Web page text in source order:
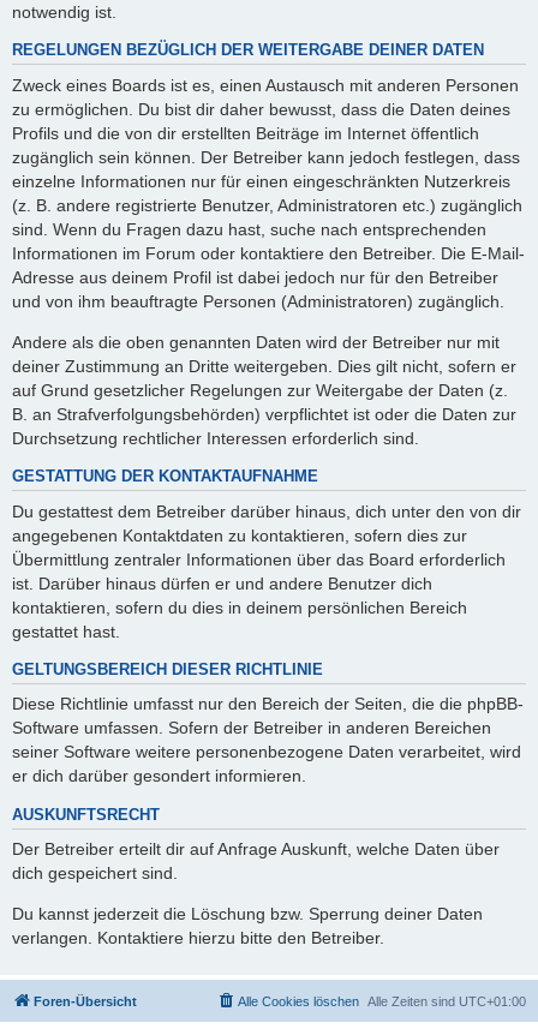
notwendig ist.
REGELUNGEN BEZÜGLICH DER WEITERGABE DEINER DATEN
Zweck eines Boards ist es, einen Austausch mit anderen Personen
zu ermöglichen. Du bist dir daher bewusst, dass die Daten deines
Profils und die von dir erstellten Beiträge im Internet öffentlich
zugänglich sein können. Der Betreiber kann jedoch festlegen, dass
einzelne Informationen nur für einen eingeschränkten Nutzerkreis
(z. B. andere registrierte Benutzer, Administratoren etc.) zugänglich
sind. Wenn du Fragen dazu hast, suche nach entsprechenden
Informationen im Forum oder kontaktiere den Betreiber. Die E-Mail-
Adresse aus deinem Profil ist dabei jedoch nur für den Betreiber
und von ihm beauftragte Personen (Administratoren) zugänglich.
Andere als die oben genannten Daten wird der Betreiber nur mit
deiner Zustimmung an Dritte weitergeben. Dies gilt nicht, sofern er
auf Grund gesetzlicher Regelungen zur Weitergabe der Daten (z.
B. an Strafverfolgungsbehörden) verpflichtet ist oder die Daten zur
Durchsetzung rechtlicher Interessen erforderlich sind.
GESTATTUNG DER KONTAKTAUFNAHME
Du gestattest dem Betreiber darüber hinaus, dich unter den von dir
angegebenen Kontaktdaten zu kontaktieren, sofern dies zur
Übermittlung zentraler Informationen über das Board erforderlich
ist. Darüber hinaus dürfen er und andere Benutzer dich
kontaktieren, sofern du dies in deinem persönlichen Bereich
gestattet hast.
GELTUNGSBEREICH DIESER RICHTLINIE
Diese Richtlinie umfasst nur den Bereich der Seiten, die die phpBB-
Software umfassen. Sofern der Betreiber in anderen Bereichen
seiner Software weitere personenbezogene Daten verarbeitet, wird
er dich darüber gesondert informieren.
AUSKUNFTSRECHT
Der Betreiber erteilt dir auf Anfrage Auskunft, welche Daten über
dich gespeichert sind.
Du kannst jederzeit die Löschung bzw. Sperrung deiner Daten
verlangen. Kontaktiere hierzu bitte den Betreiber.
Foren-Übersicht Alle Zeiten sind UTC+01:00
Alle Cookies löschen